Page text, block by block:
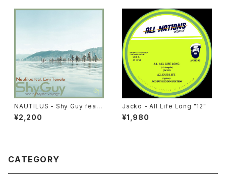
NAUTILUS - Shy Guy feat.
Emi Tawata / Mystic Voyag
e "7"
¥2,200
Jacko - All Life Long "12"
¥1,980
CATEGORY